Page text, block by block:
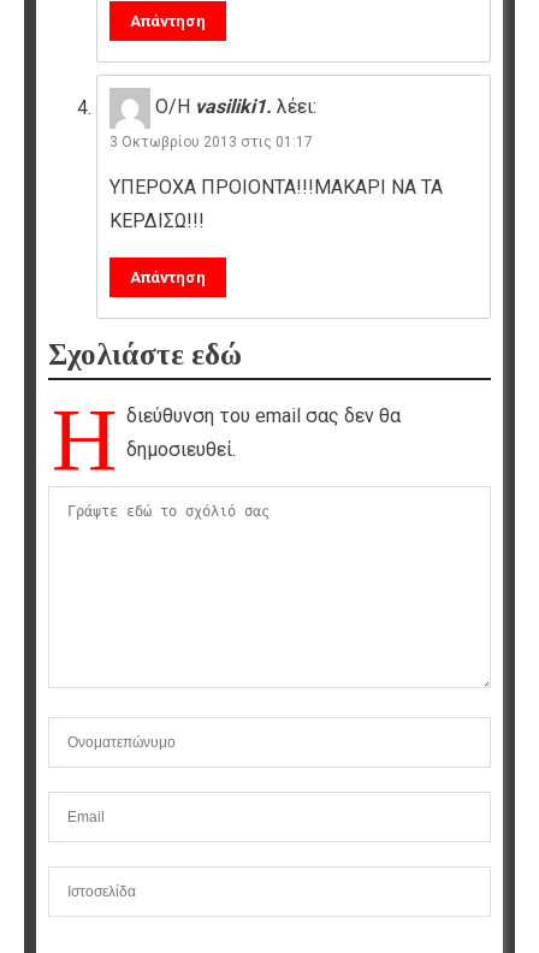
Απάντηση
Ο/Η vasiliki1. λέει:
3 Οκτωβρίου 2013 στις 01:17
ΥΠΕΡΟΧΑ ΠΡΟΙΟΝΤΑ!!!ΜΑΚΑΡΙ ΝΑ ΤΑ
ΚΕΡΔΙΣΩ!!!
Απάντηση
Σχολιάστε εδώ
Η διεύθυνση του email σας δεν θα
δημοσιευθεί.